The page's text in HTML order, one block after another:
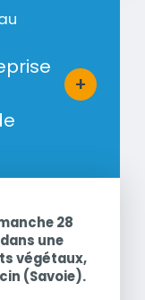
+
Bouton
28
une
végétaux,
(Savoie).